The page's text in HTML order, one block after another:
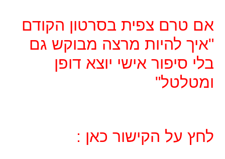
אם טרם צפית בסרטון הקודם
"איך להיות מרצה מבוקש גם
בלי סיפור אישי יוצא דופן
ומטלטל"
לחץ על הקישור כאן :